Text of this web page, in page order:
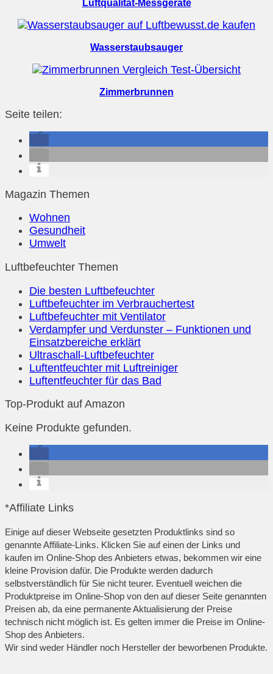
Luftqualität-Messgeräte
Wasserstaubsauger
Zimmerbrunnen
Seite teilen:
Magazin Themen
Wohnen
Gesundheit
Umwelt
Luftbefeuchter Themen
Die besten Luftbefeuchter
Luftbefeuchter im Verbrauchertest
Luftbefeuchter mit Ventilator
Verdampfer und Verdunster – Funktionen und
Einsatzbereiche erklärt
Ultraschall-Luftbefeuchter
Luftentfeuchter mit Luftreiniger
Luftentfeuchter für das Bad
Top-Produkt auf Amazon
Keine Produkte gefunden.
*Affiliate Links
Einige auf dieser Webseite gesetzten Produktlinks sind so
genannte Affiliate-Links. Klicken Sie auf einen der Links und
kaufen im Online-Shop des Anbieters etwas, bekommen wir eine
kleine Provision dafür. Die Produkte werden dadurch
selbstverständlich für Sie nicht teurer. Eventuell weichen die
Produktpreise im Online-Shop von den auf dieser Seite genannten
Preisen ab, da eine permanente Aktualisierung der Preise
technisch nicht möglich ist. Es gelten immer die Preise im Online-
Shop des Anbieters.
Wir sind weder Händler noch Hersteller der beworbenen Produkte.